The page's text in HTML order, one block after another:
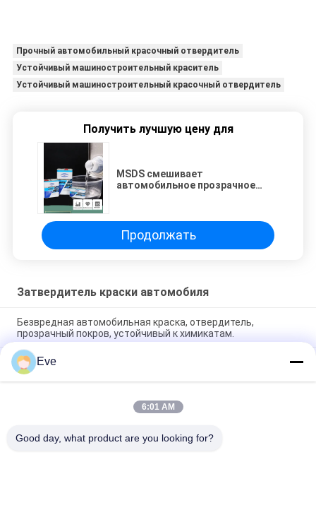
Прочный автомобильный красочный отвердитель
Устойчивый машиностроительный краситель
Устойчивый машиностроительный красочный отвердитель
Получить лучшую цену для
MSDS смешивает
автомобильное прозрачное
Продолжать
Затвердитель краски автомобиля
Безвредная автомобильная краска, отвердитель,
прозрачный покров, устойчивый к химикатам.
Стабильная автомобильная краска ISO с отвердителем
без запаха быстро отвердителем для прозрачного
покрытия
Устойчивая нетоксичная автомобильная краска,
Eve
6:01 AM
Good day, what product are you looking for?